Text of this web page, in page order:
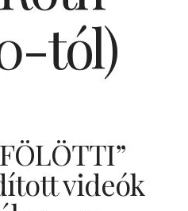
tól)
videók